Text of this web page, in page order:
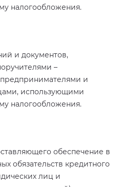
налогообложения.
и документов,
–
и
использующими
налогообложения.
обеспечение в
обязательств кредитного
лиц и